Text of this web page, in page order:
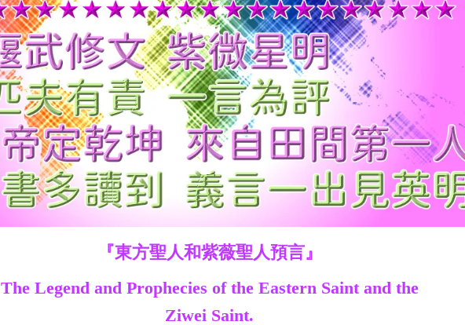
世
主
『東方聖人和紫薇聖人預言』
The Legend and Prophecies of the Eastern Saint and the
Ziwei Saint.